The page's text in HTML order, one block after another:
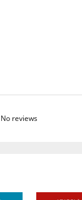
No reviews